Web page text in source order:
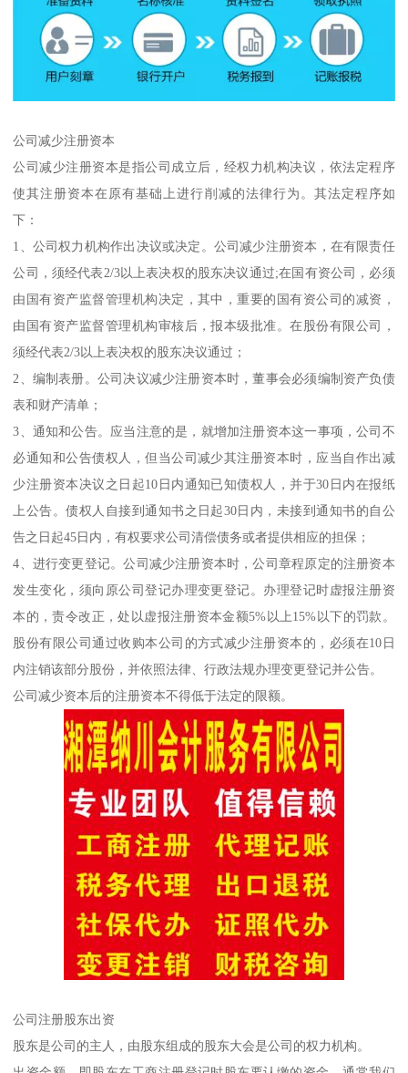
公司减少注册资本
公司减少注册资本是指公司成立后，经权力机构决议，依法定程序
使其注册资本在原有基础上进行削减的法律行为。其法定程序如
下：
1、公司权力机构作出决议或决定。公司减少注册资本，在有限责任
公司，须经代表2/3以上表决权的股东决议通过;在国有资公司，必须
由国有资产监督管理机构决定，其中，重要的国有资公司的减资，
由国有资产监督管理机构审核后，报本级批准。在股份有限公司，
须经代表2/3以上表决权的股东决议通过；
2、编制表册。公司决议减少注册资本时，董事会必须编制资产负债
表和财产清单；
3、通知和公告。应当注意的是，就增加注册资本这一事项，公司不
必通知和公告债权人，但当公司减少其注册资本时，应当自作出减
少注册资本决议之日起10日内通知已知债权人，并于30日内在报纸
上公告。债权人自接到通知书之日起30日内，未接到通知书的自公
告之日起45日内，有权要求公司清偿债务或者提供相应的担保；
4、进行变更登记。公司减少注册资本时，公司章程原定的注册资本
发生变化，须向原公司登记办理变更登记。办理登记时虚报注册资
本的，责令改正，处以虚报注册资本金额5%以上15%以下的罚款。
股份有限公司通过收购本公司的方式减少注册资本的，必须在10日
内注销该部分股份，并依照法律、行政法规办理变更登记并公告。
公司减少资本后的注册资本不得低于法定的限额。
公司注册股东出资
股东是公司的主人，由股东组成的股东大会是公司的权力机构。